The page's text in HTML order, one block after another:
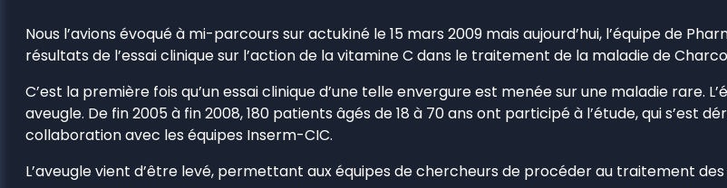
Nous l’avions évoqué à mi-parcours sur actukiné le 15 mars 2009 mais aujourd’hui, l’équipe de
résultats de l’essai clinique sur l’action de la vitamine C dans le traitement de la maladie de
C’est la première fois qu’un essai clinique d’une telle envergure est menée sur une maladie rare.
aveugle. De fin 2005 à fin 2008, 180 patients âgés de 18 à 70 ans ont participé à l’étude, qui s’est
collaboration avec les équipes Inserm-CIC.
L’aveugle vient d’être levé, permettant aux équipes de chercheurs de procéder au traitement des